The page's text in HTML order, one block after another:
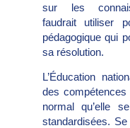
sur les
faudrait utiliser
pédagogique qui
sa résolution.
L’Éducation
des
normal qu’elle
standardisées.